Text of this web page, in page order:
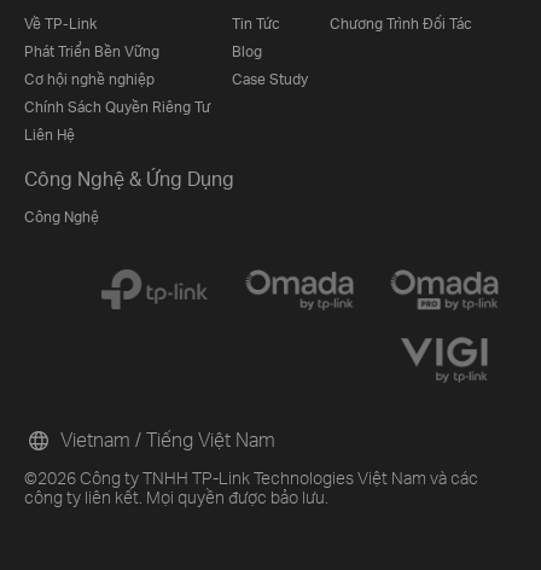
Về TP-Link
Phát Triển Bền Vững
Cơ hội nghề nghiệp
Chính Sách Quyền Riêng Tư
Liên Hệ
Tin Tức
Blog
Case Study
Chương Trình Đối Tác
Công Nghệ & Ứng Dụng
Công Nghệ
©2026 Công ty TNHH TP-Link Technologies Việt Nam và các
công ty liên kết. Mọi quyền được bảo lưu.
Vietnam / Tiếng Việt Nam